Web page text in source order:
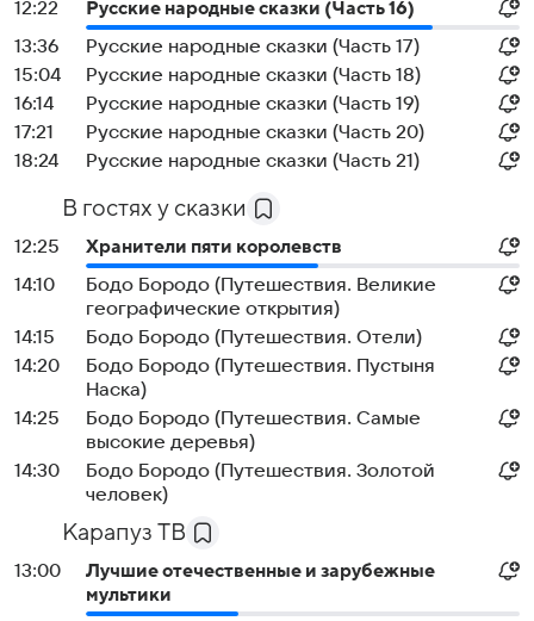
12:22
Русские народные сказки (Часть 16)
13:36
Русские народные сказки (Часть 17)
15:04
Русские народные сказки (Часть 18)
16:14
Русские народные сказки (Часть 19)
17:21
Русские народные сказки (Часть 20)
18:24
Русские народные сказки (Часть 21)
В гостях у сказки
12:25
Хранители пяти королевств
14:10
Бодо Бородо (Путешествия. Великие
географические открытия)
14:15
Бодо Бородо (Путешествия. Отели)
14:20
Бодо Бородо (Путешествия. Пустыня
Наска)
14:25
Бодо Бородо (Путешествия. Самые
высокие деревья)
14:30
Бодо Бородо (Путешествия. Золотой
человек)
Карапуз ТВ
13:00
Лучшие отечественные и зарубежные
мультики